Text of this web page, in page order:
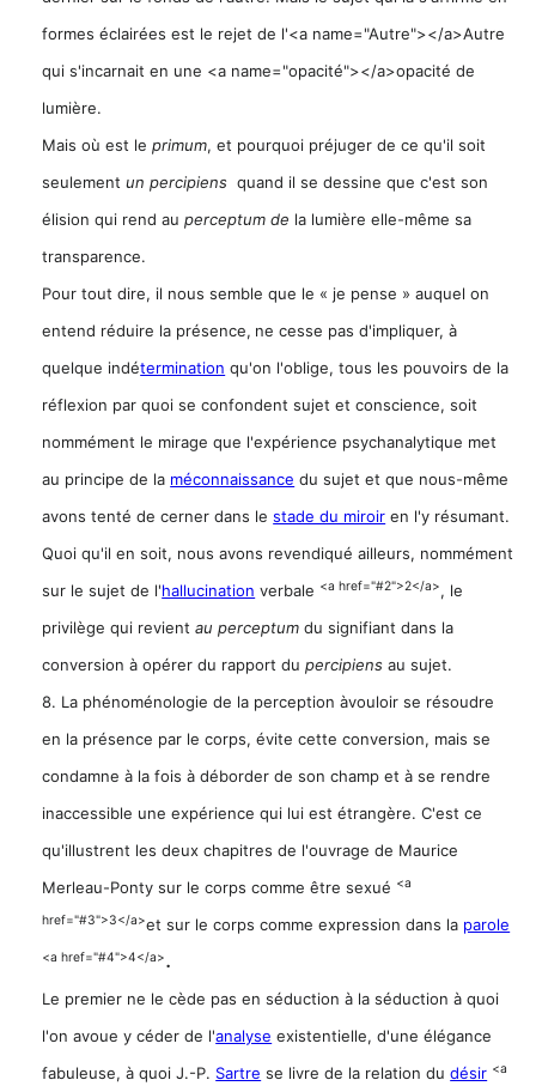
formes éclairées est le rejet de l'<a name="Autre"></a>Autre
qui s'incarnait en une <a name="opacité"></a>opacité de
lumière.
Mais où est leprimum, et pourquoi préjuger de ce qu'il soit
seulementun percipiensquand il se dessine que c'est son
élision qui rend auperceptum de la lumière elle-même sa
transparence.
Pour tout dire, il nous semble que le « je pense » auquel on
entend réduire la présence, ne cesse pas d'impliquer, à
quelque indétermination qu'on l'oblige, tous les pouvoirs de la
réflexion par quoi se confondent sujet et conscience, soit
nommément le mirage que l'expérience psychanalytique met
au principe de la méconnaissance du sujet et que nous-même
avons tenté de cerner dans lestade du miroir en l'y résumant.
Quoi qu'il en soit, nous avons revendiqué ailleurs, nommément
sur le sujet de l'hallucination verbale <a href="#2">2</a>, le
privilège qui revientau perceptumdu signifiant dans la
conversion à opérer du rapport dupercipiensau sujet.
8. La phénoménologie de la perception àvouloir se résoudre
en la présence par le corps, évite cette conversion, mais se
condamne à la fois à déborder de son champ et à se rendre
inaccessible une expérience qui lui est étrangère. C'est ce
qu'illustrent les deux chapitres de l'ouvrage de Maurice
Merleau-Ponty sur le corps comme être sexué <a
href="#3">3</a>et sur le corps comme expression dans la parole
<a href="#4">4</a>.
Le premier ne le cède pas en séduction à la séduction à quoi
l'on avoue y céder de l'analyse existentielle, d'une élégance
fabuleuse, à quoi J.-P. Sartre se livre de la relation dudésir <a